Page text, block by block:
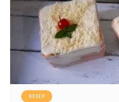
RESEP